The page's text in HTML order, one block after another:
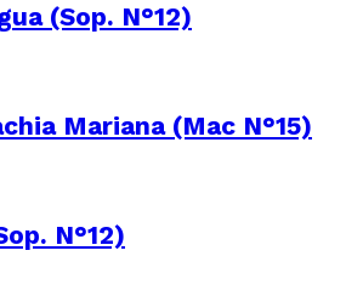
(Sop. N°12)
Mariana (Mac N°15)
N°12)